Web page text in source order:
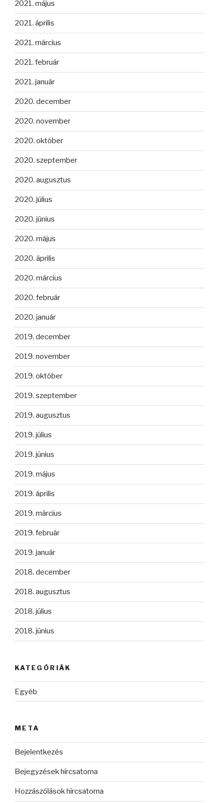
2021. május
2021. április
2021. március
2021. február
2021. január
2020. december
2020. november
2020. október
2020. szeptember
2020. augusztus
2020. július
2020. június
2020. május
2020. április
2020. március
2020. február
2020. január
2019. december
2019. november
2019. október
2019. szeptember
2019. augusztus
2019. július
2019. június
2019. május
2019. április
2019. március
2019. február
2019. január
2018. december
2018. augusztus
2018. július
2018. június
KATEGÓRIÁK
Egyéb
META
Bejelentkezés
Bejegyzések hírcsatorna
Hozzászólások hírcsatorna